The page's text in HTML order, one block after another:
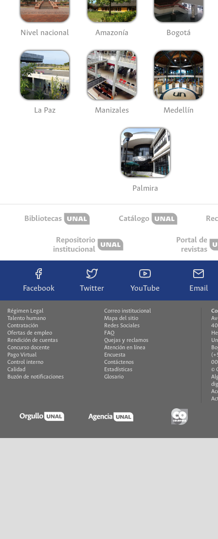
Nivel nacional Amazonía Bogotá
La Paz Manizales Medellín
Palmira
Bibliotecas Catálogo
Repositorio
institucional
Portal de
revistas
Facebook Twitter YouTube Email
Régimen Legal
Talento humano
Contratación
Ofertas de empleo
Rendición de cuentas
Concurso docente
Pago Virtual
Control interno
Calidad
Buzón de notificaciones
Correo institucional
Mapa del sitio
Redes Sociales
FAQ
Quejas y reclamos
Atención en línea
Encuesta
Contáctenos
Estadísticas
Glosario
©